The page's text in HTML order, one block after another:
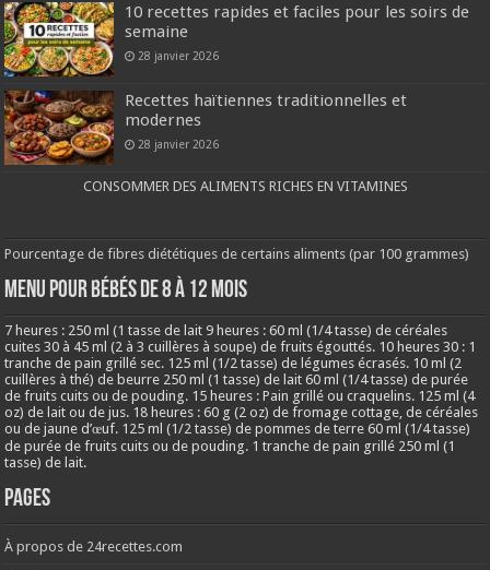
10 recettes rapides et faciles pour les soirs de
semaine
28 janvier 2026
Recettes haïtiennes traditionnelles et
modernes
28 janvier 2026
CONSOMMER DES ALIMENTS RICHES EN VITAMINES
Pourcentage de fibres diététiques de certains aliments (par 100 grammes)
MENU POUR BÉBÉS DE 8 à 12 MOIS
7 heures : 250 ml (1 tasse de lait 9 heures : 60 ml (1/4 tasse) de céréales
cuites 30 à 45 ml (2 à 3 cuillères à soupe) de fruits égouttés. 10 heures 30 : 1
tranche de pain grillé sec. 125 ml (1/2 tasse) de légumes écrasés. 10 ml (2
cuillères à thé) de beurre 250 ml (1 tasse) de lait 60 ml (1/4 tasse) de purée
de fruits cuits ou de pouding. 15 heures : Pain grillé ou craquelins. 125 ml (4
oz) de lait ou de jus. 18 heures : 60 g (2 oz) de fromage cottage, de céréales
ou de jaune d’œuf. 125 ml (1/2 tasse) de pommes de terre 60 ml (1/4 tasse)
de purée de fruits cuits ou de pouding. 1 tranche de pain grillé 250 ml (1
tasse) de lait.
Pages
À propos de 24recettes.com